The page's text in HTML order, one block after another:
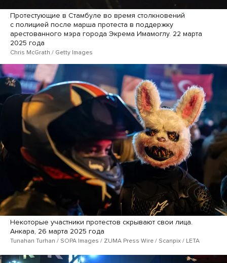
Протестующие в Стамбуле во время столкновений
с полицией после марша протеста в поддержку
арестованного мэра города Экрема Имамоглу. 22 марта
2025 года
Chris McGrath / Getty Images
Некоторые участники протестов скрывают свои лица.
Анкара, 26 марта 2025 года
Tunahan Turhan / SOPA Images / ZUMA Press Wire / Scanpix / LETA